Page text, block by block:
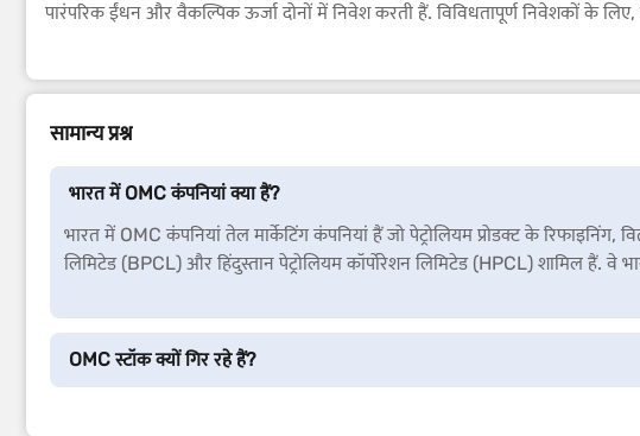
पारंपरिक ईंधन और वैकल्पिक ऊर्जा दोनों में निवेश करती हैं. विविधतापूर्ण निवेशकों के लिए,
सामान्य प्रश्न
भारत में OMC कंपनियां क्या हैं?
भारत में OMC कंपनियां तेल मार्केटिंग कंपनियां हैं जो पेट्रोलियम प्रोडक्ट के
लिमिटेड (BPCL) और हिंदुस्तान पेट्रोलियम कॉर्पोरेशन लिमिटेड (HPCL) शामिल हैं. वे
OMC स्टॉक क्यों गिर रहे हैं?